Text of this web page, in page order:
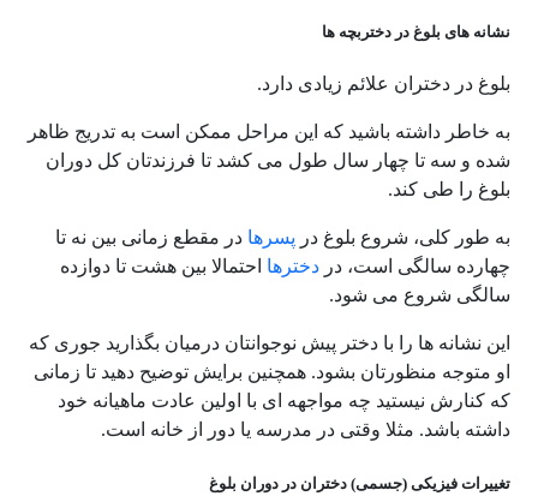
نشانه های بلوغ در دختربچه ها
بلوغ در دختران علائم زیادی دارد.
به خاطر داشته باشید که این مراحل ممکن است به تدریج ظاهر
شده و سه تا چهار سال طول می کشد تا فرزندتان کل دوران
بلوغ را طی کند.
به طور کلی، شروع بلوغ در پسرها در مقطع زمانی بین نه تا
چهارده سالگی است، در دخترها احتمالا بین هشت تا دوازده
سالگی شروع می شود.
این نشانه ها را با دختر پیش نوجوانتان درمیان بگذارید جوری که
او متوجه منظورتان بشود. همچنین برایش توضیح دهید تا زمانی
که کنارش نیستید چه مواجهه ای با اولین عادت ماهیانه خود
داشته باشد. مثلا وقتی در مدرسه یا دور از خانه است.
تغییرات فیزیکی (جسمی) دختران در دوران بلوغ